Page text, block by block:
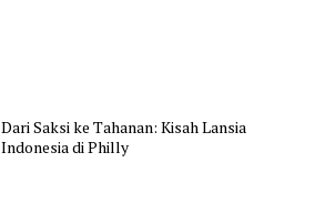
Dari Saksi ke Tahanan: Kisah Lansia
Indonesia di Philly